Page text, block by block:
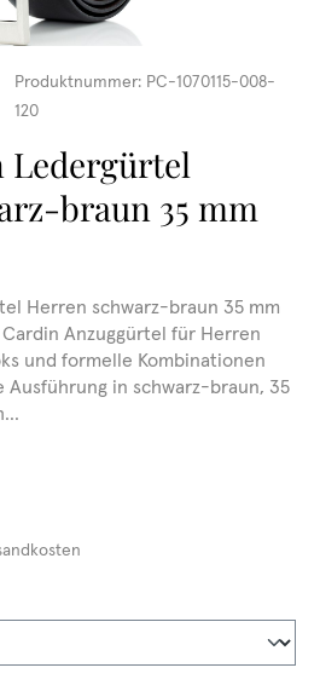
Produktnummer: PC-1070115-008-
120
Ledergürtel
braun 35 mm
Herren schwarz-braun 35 mm
Anzuggürtel für Herren
und formelle Kombinationen
Ausführung in schwarz-braun, 35